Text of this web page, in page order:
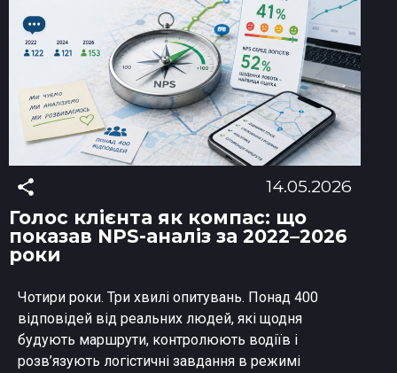
14.05.2026
Голос клієнта як компас: що
показав NPS-аналіз за 2022–2026
роки
Чотири роки. Три хвилі опитувань. Понад 400
відповідей від реальних людей, які щодня
будують маршрути, контролюють водіїв і
розв’язують логістичні завдання в режимі